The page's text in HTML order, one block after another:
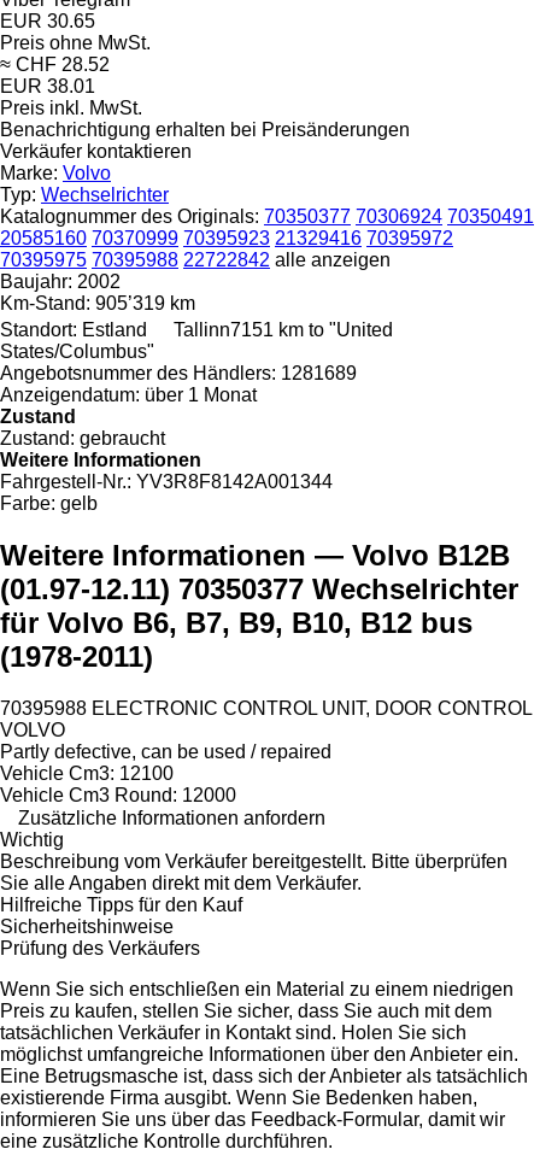
EUR 30.65
Preis ohne MwSt.
≈ CHF 28.52
EUR 38.01
Preis inkl. MwSt.
Benachrichtigung erhalten bei Preisänderungen
Verkäufer kontaktieren
Marke: Volvo
Typ: Wechselrichter
Katalognummer des Originals: 70350377 70306924 70350491
20585160 70370999 70395923 21329416 70395972
70395975 70395988 22722842 alle anzeigen
Baujahr: 2002
Km-Stand: 905’319 km
Standort: Estland Tallinn7151 km to "United
States/Columbus"
Angebotsnummer des Händlers: 1281689
Anzeigendatum: über 1 Monat
Zustand
Zustand: gebraucht
Weitere Informationen
Fahrgestell-Nr.: YV3R8F8142A001344
Farbe: gelb
Weitere Informationen — Volvo B12B
(01.97-12.11) 70350377 Wechselrichter
für Volvo B6, B7, B9, B10, B12 bus
(1978-2011)
70395988 ELECTRONIC CONTROL UNIT, DOOR CONTROL
VOLVO
Partly defective, can be used / repaired
Vehicle Cm3: 12100
Vehicle Cm3 Round: 12000
Zusätzliche Informationen anfordern
Wichtig
Beschreibung vom Verkäufer bereitgestellt. Bitte überprüfen
Sie alle Angaben direkt mit dem Verkäufer.
Hilfreiche Tipps für den Kauf
Sicherheitshinweise
Prüfung des Verkäufers
Wenn Sie sich entschließen ein Material zu einem niedrigen
Preis zu kaufen, stellen Sie sicher, dass Sie auch mit dem
tatsächlichen Verkäufer in Kontakt sind. Holen Sie sich
möglichst umfangreiche Informationen über den Anbieter ein.
Eine Betrugsmasche ist, dass sich der Anbieter als tatsächlich
existierende Firma ausgibt. Wenn Sie Bedenken haben,
informieren Sie uns über das Feedback-Formular, damit wir
eine zusätzliche Kontrolle durchführen.